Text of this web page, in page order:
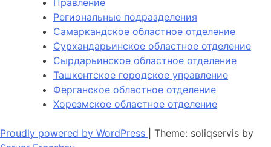
Правление
Региональные подразделения
Самаркандское областное отделение
Сурхандарьинское областное отделение
Сырдарьинское областное отделение
Ташкентское городское управление
Ферганское областное отделение
Хорезмское областное отделение
Proudly powered by WordPress
Theme: soliqservis by